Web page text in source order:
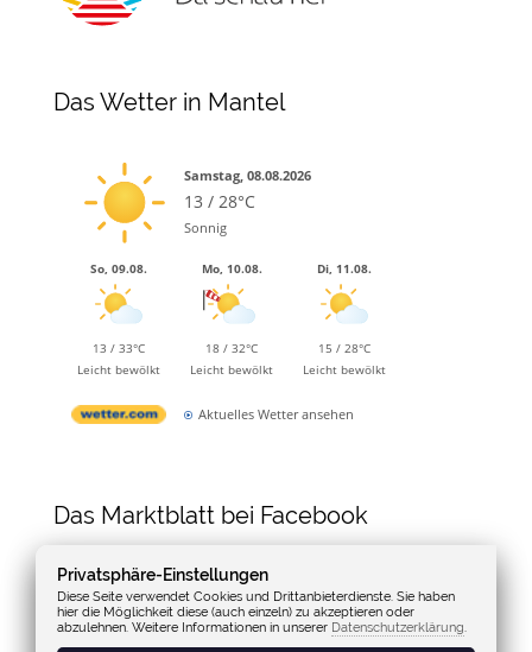
Das Wetter in Mantel
Samstag, 08.08.2026
13 / 28°C
Sonnig
So, 09.08.
13 / 33°C
Leicht bewölkt
Mo, 10.08.
18 / 32°C
Leicht bewölkt
Di, 11.08.
15 / 28°C
Leicht bewölkt
Aktuelles Wetter ansehen
Das Marktblatt bei Facebook
Privatsphäre-Einstellungen
Diese Seite verwendet Cookies und Drittanbieterdienste. Sie haben
hier die Möglichkeit diese (auch einzeln) zu akzeptieren oder
abzulehnen. Weitere Informationen in unserer Datenschutzerklärung.